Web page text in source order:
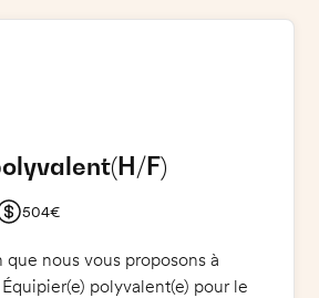
(H/F)
504€
que nous vous proposons à
polyvalent(e) pour le